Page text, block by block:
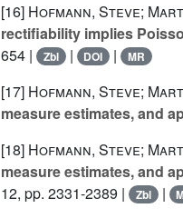
[16] Hofmann, Steve;
rectifiability implies
654 |
Zbl | DOI | MR
[17] Hofmann, Steve;
measure estimates, and
[18] Hofmann, Steve;
measure estimates, and
12, pp. 2331-2389 |
Zbl |